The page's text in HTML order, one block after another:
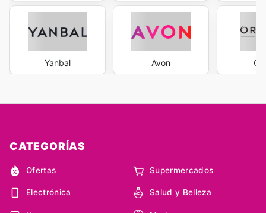
Yanbal Avon
CATEGORÍAS
Ofertas Supermercados
Electrónica Salud y Belleza